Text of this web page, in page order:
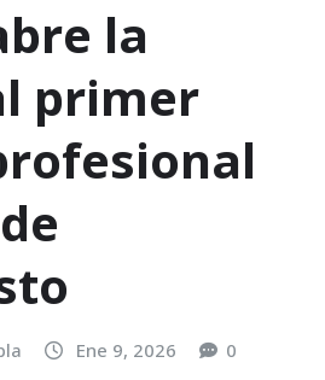
la
primer
Ene 9, 2026 0